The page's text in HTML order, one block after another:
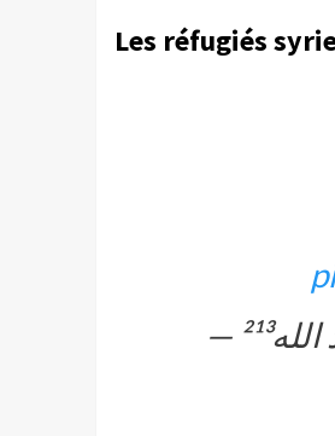
Les réfugiés